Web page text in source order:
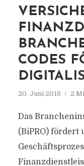
CODES
20. Juni 2018 2
Das
(BiPRO)